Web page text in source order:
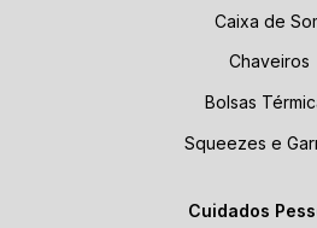
Caixa de
Chaveiros
Bolsas
Squeezes e
Cuidados